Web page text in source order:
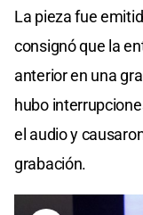
La pieza fue
consignó que la
anterior en una
hubo
el audio y
grabación.